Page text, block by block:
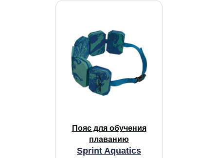
Пояс для обучения
плаванию
Sprint Aquatics